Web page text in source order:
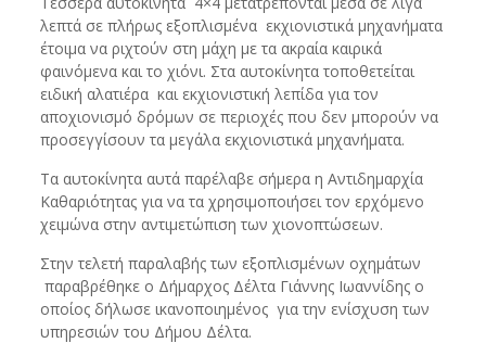
λεπτά σε πλήρως εξοπλισμένα εκχιονιστικά μηχανήματα
έτοιμα να ριχτούν στη μάχη με τα ακραία καιρικά
φαινόμενα και το χιόνι. Στα αυτοκίνητα τοποθετείται
ειδική αλατιέρα και εκχιονιστική λεπίδα για τον
αποχιονισμό δρόμων σε περιοχές που δεν μπορούν να
προσεγγίσουν τα μεγάλα εκχιονιστικά μηχανήματα.
Τα αυτοκίνητα αυτά παρέλαβε σήμερα η Αντιδημαρχία
Καθαριότητας για να τα χρησιμοποιήσει τον ερχόμενο
χειμώνα στην αντιμετώπιση των χιονοπτώσεων.
Στην τελετή παραλαβής των εξοπλισμένων οχημάτων
παραβρέθηκε ο Δήμαρχος Δέλτα Γιάννης Ιωαννίδης ο
οποίος δήλωσε ικανοποιημένος για την ενίσχυση των
υπηρεσιών του Δήμου Δέλτα.